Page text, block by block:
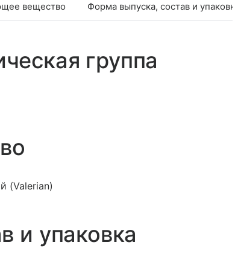
вещество Форма выпуска, состав и упаковка
группа
(Valerian)
и упаковка